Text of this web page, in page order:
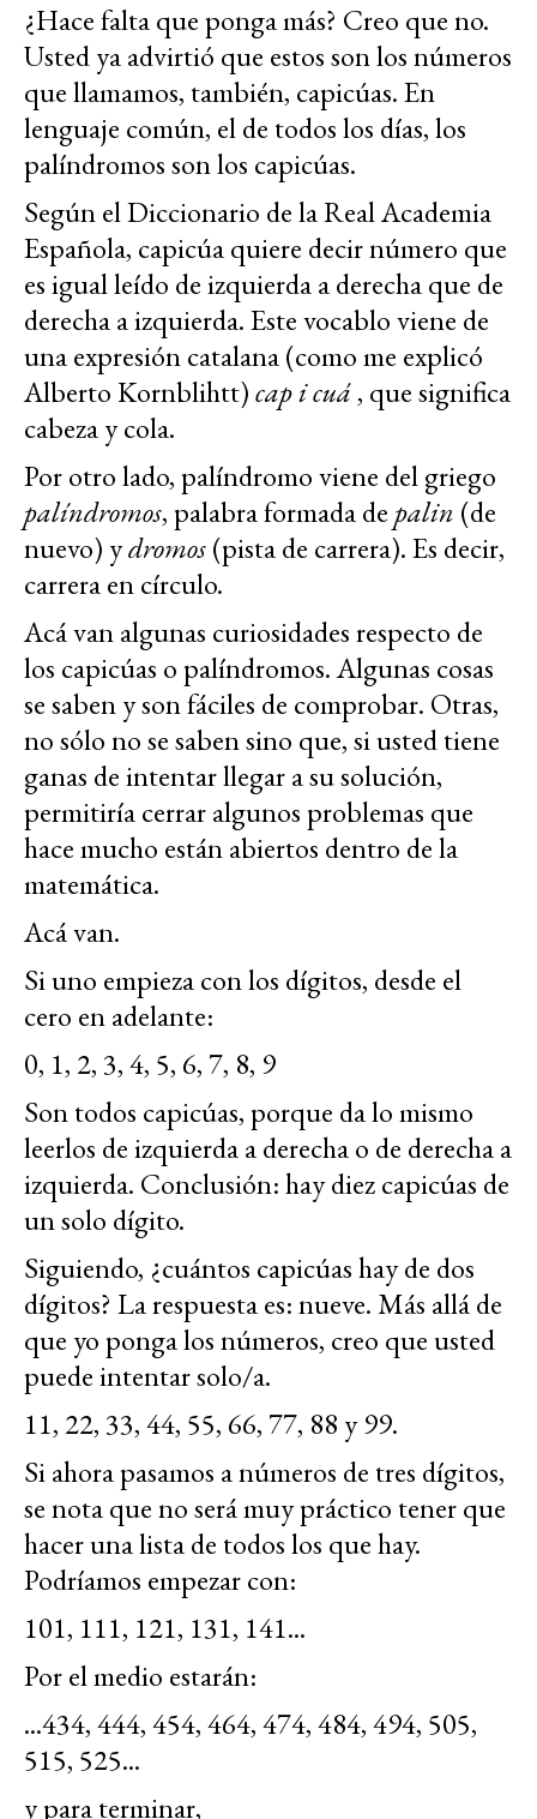
¿Hace falta que ponga más? Creo que no.
Usted ya advirtió que estos son los números
que llamamos, también, capicúas. En
lenguaje común, el de todos los días, los
palíndromos son los capicúas.
Según el Diccionario de la Real Academia
Española, capicúa quiere decir número que
es igual leído de izquierda a derecha que de
derecha a izquierda. Este vocablo viene de
una expresión catalana (como me explicó
Alberto Kornblihtt)cap i cuá, que significa
cabeza y cola.
Por otro lado, palíndromo viene del griego
palíndromos, palabra formada de palin (de
nuevo) ydromos(pista de carrera). Es decir,
carrera en círculo.
Acá van algunas curiosidades respecto de
los capicúas o palíndromos. Algunas cosas
se saben y son fáciles de comprobar. Otras,
no sólo no se saben sino que, si usted tiene
ganas de intentar llegar a su solución,
permitiría cerrar algunos problemas que
hace mucho están abiertos dentro de la
matemática.
Acá van.
Si uno empieza con los dígitos, desde el
cero en adelante:
0, 1, 2, 3, 4, 5, 6, 7, 8, 9
Son todos capicúas, porque da lo mismo
leerlos de izquierda a derecha o de derecha a
izquierda. Conclusión: hay diez capicúas de
un solo dígito.
Siguiendo, ¿cuántos capicúas hay de dos
dígitos? La respuesta es: nueve. Más allá de
que yo ponga los números, creo que usted
puede intentar solo/a.
11, 22, 33, 44, 55, 66, 77, 88 y 99.
Si ahora pasamos a números de tres dígitos,
se nota que no será muy práctico tener que
hacer una lista de todos los que hay.
Podríamos empezar con:
101, 111, 121, 131, 141...
Por el medio estarán:
...434, 444, 454, 464, 474, 484, 494, 505,
515, 525...
y para terminar,